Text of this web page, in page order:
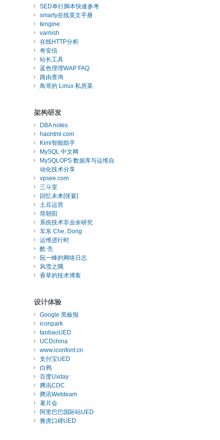
SED单行脚本快速参考
smarty在线英文手册
tengine
varnish
在线HTTP分析
奇安信
站长工具
蓝色理理WAP FAQ
路由查询
鳥哥的 Linux 私房菜
架构研发
DBA notes
haohtml.com
Kimi智能助手
MySQL 中文网
MySQLOPS 数据库与运维自
动化技术分享
vpsee.com
三斗室
回忆未来[张宴]
土豆运营
简朝阳
系统技术非业余研究
车东 Che, Dong
运维进行时
酷 壳
阮一峰的网络日志
风雪之隅
香草的技术博客
设计体验
Google 黑板报
iconpark
taobaoUED
UCDchina
www.iconfont.cn
支付宝UED
白鸦
百度Uxday
腾讯CDC
腾讯Webteam
著片会
阿里巴巴国际站UED
雅虎口碑UED